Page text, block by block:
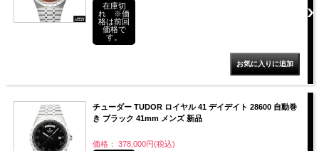
在庫切
れ ※価
格は前回
価格で
す。
チューダー TUDOR ロイヤル 41 デイデイト 28600 自動巻
き ブラック 41mm メンズ 新品
価格： 378,000円(税込)